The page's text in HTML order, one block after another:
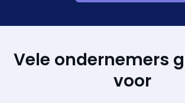
Vele ondernemers
voor